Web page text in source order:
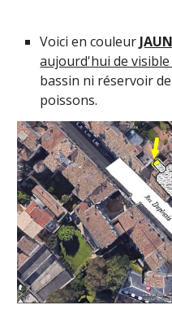
Voici en couleur
aujourd'hui de
bassin ni réservoir
poissons.